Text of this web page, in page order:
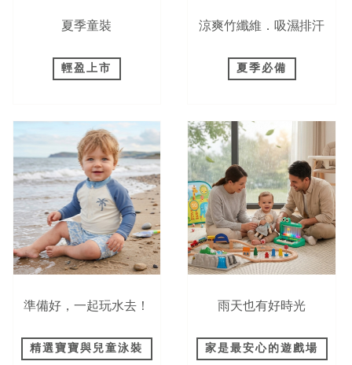
夏季童裝
輕盈上市
涼爽竹纖維．吸濕排汗
夏季必備
準備好，一起玩水去！
精選寶寶與兒童泳裝
雨天也有好時光
家是最安心的遊戲場